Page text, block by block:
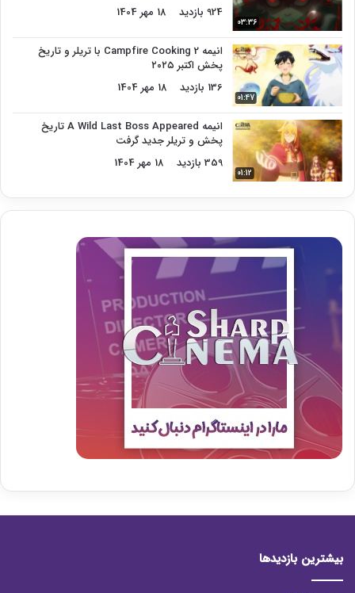
03:36
924 بازدید
18 مهر 1404
01:47
انیمه Campfire Cooking 2 با تریلر و تاریخ
پخش اکتبر ۲۰۲۵
136 بازدید
18 مهر 1404
01:12
انیمه A Wild Last Boss Appeared تاریخ
پخش و تریلر جدید گرفت
359 بازدید
18 مهر 1404
بیشترین بازدیدها